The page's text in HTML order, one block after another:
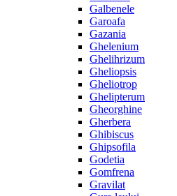
Galbenele
Garoafa
Gazania
Ghelenium
Ghelihrizum
Gheliopsis
Gheliotrop
Ghelipterum
Gheorghine
Gherbera
Ghibiscus
Ghipsofila
Godetia
Gomfrena
Gravilat